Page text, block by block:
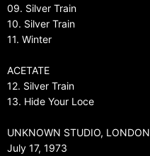
09. Silver Train
10. Silver Train
11. Winter
ACETATE
12. Silver Train
13. Hide Your Loce
UNKNOWN STUDIO, LONDON
July 17, 1973